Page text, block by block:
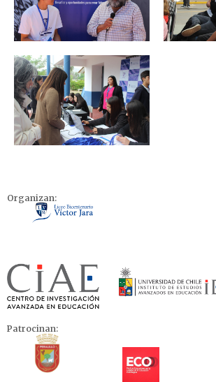
Organizan:
Patrocinan: